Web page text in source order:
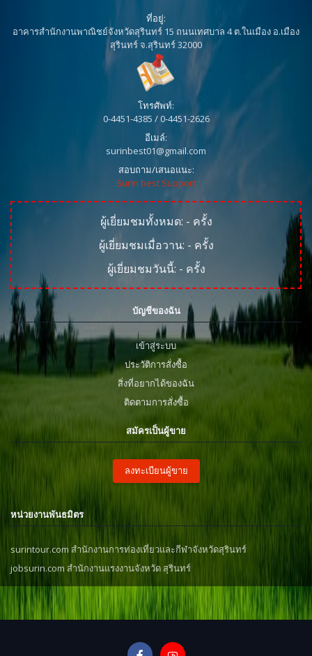
ที่อยู่:
อาคารสำนักงานพาณิชย์จังหวัดสุรินทร์ 15 ถนนเทศบาล 4 ต.ในเมือง อ.เมือง
สุรินทร์ จ.สุรินทร์ 32000
โทรศัพท์:
0-4451-4385 / 0-4451-2626
อีเมล์:
surinbest01@gmail.com
สอบถาม/เสนอแนะ:
Surin best Support
ผู้เยี่ยมชมทั้งหมด: - ครั้ง
ผู้เยี่ยมชมเมื่อวาน: - ครั้ง
ผู้เยี่ยมชมวันนี้: - ครั้ง
บัญชีของฉัน
เข้าสู่ระบบ
ประวัติการสั่งซื้อ
สิ่งที่อยากได้ของฉัน
ติดตามการสั่งซื้อ
สมัครเป็นผู้ขาย
ลงทะเบียนผู้ขาย
หน่วยงานพันธมิตร
surintour.com สำนักงานการท่องเที่ยวและกีฬาจังหวัดสุรินทร์
jobsurin.com สำนักงานแรงงานจังหวัด สุรินทร์